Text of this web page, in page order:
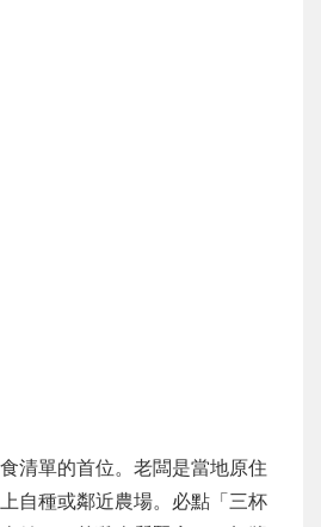
清單的首位。老闆是當地原住
自種或鄰近農場。必點「三杯